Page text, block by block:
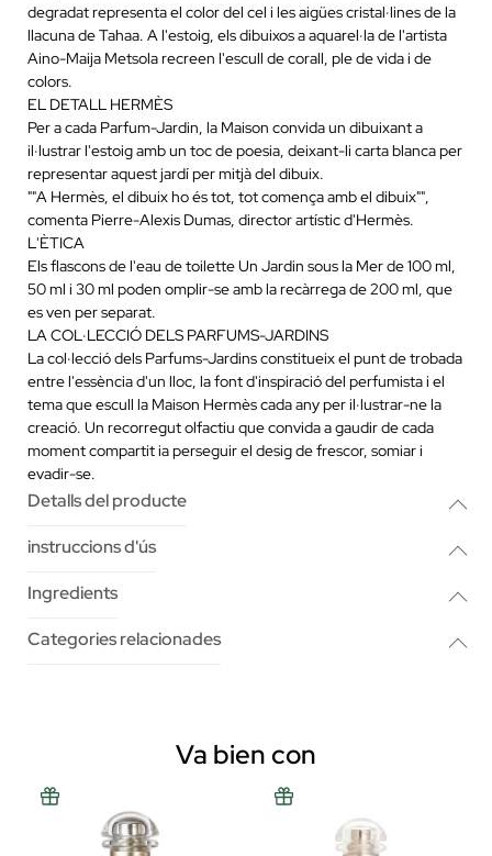
degradat representa el color del cel i les aigües cristal·lines de la
llacuna de Tahaa. A l'estoig, els dibuixos a aquarel·la de l'artista
Aino-Maija Metsola recreen l'escull de corall, ple de vida i de
colors.
EL DETALL HERMÈS
Per a cada Parfum-Jardin, la Maison convida un dibuixant a
il·lustrar l'estoig amb un toc de poesia, deixant-li carta blanca per
representar aquest jardí per mitjà del dibuix.
""A Hermès, el dibuix ho és tot, tot comença amb el dibuix"",
comenta Pierre-Alexis Dumas, director artístic d'Hermès.
L'ÈTICA
Els flascons de l'eau de toilette Un Jardin sous la Mer de 100 ml,
50 ml i 30 ml poden omplir-se amb la recàrrega de 200 ml, que
es ven per separat.
LA COL·LECCIÓ DELS PARFUMS-JARDINS
La col·lecció dels Parfums-Jardins constitueix el punt de trobada
entre l'essència d'un lloc, la font d'inspiració del perfumista i el
tema que escull la Maison Hermès cada any per il·lustrar-ne la
creació. Un recorregut olfactiu que convida a gaudir de cada
moment compartit ia perseguir el desig de frescor, somiar i
evadir-se.
Detalls del producte
instruccions d'ús
Ingredients
Categories relacionades
Va bien con